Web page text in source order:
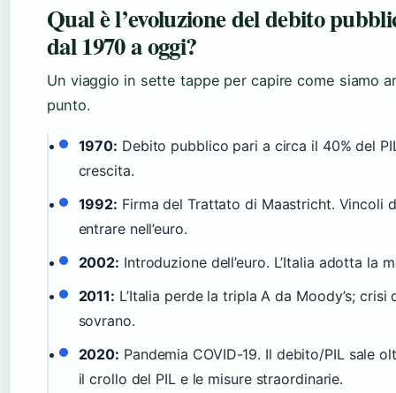
Qual è l’evoluzione del debito
dal 1970 a oggi?
Un viaggio in sette tappe per capire come siamo
punto.
1970: Debito pubblico pari a circa il 40% del
crescita.
1992: Firma del Trattato di Maastricht. Vincoli
entrare nell’euro.
2002: Introduzione dell’euro. L’Italia adotta la
2011: L’Italia perde la tripla A da Moody’s; crisi
sovrano.
2020: Pandemia COVID-19. Il debito/PIL sale
il crollo del PIL e le misure straordinarie.